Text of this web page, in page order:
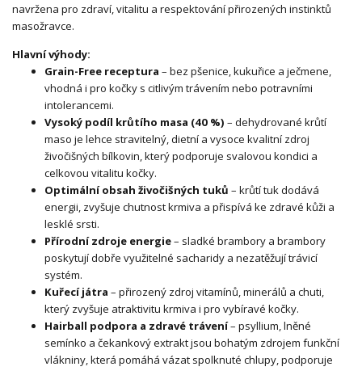
navržena pro zdraví, vitalitu a respektování přirozených instinktů
masožravce.
Hlavní výhody:
Grain-Free receptura – bez pšenice, kukuřice a ječmene,
vhodná i pro kočky s citlivým trávením nebo potravními
intolerancemi.
Vysoký podíl krůtího masa (40 %) – dehydrované krůtí
maso je lehce stravitelný, dietní a vysoce kvalitní zdroj
živočišných bílkovin, který podporuje svalovou kondici a
celkovou vitalitu kočky.
Optimální obsah živočišných tuků – krůtí tuk dodává
energii, zvyšuje chutnost krmiva a přispívá ke zdravé kůži a
lesklé srsti.
Přírodní zdroje energie– sladké brambory a brambory
poskytují dobře využitelné sacharidy a nezatěžují trávicí
systém.
Kuřecí játra – přirozený zdroj vitamínů, minerálů a chuti,
který zvyšuje atraktivitu krmiva i pro vybíravé kočky.
Hairball podpora a zdravé trávení– psyllium, lněné
semínko a čekankový extrakt jsou bohatým zdrojem funkční
vlákniny, která pomáhá vázat spolknuté chlupy, podporuje